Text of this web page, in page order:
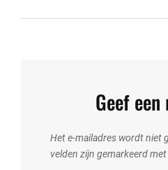
Geef
Het e-mailadres wordt niet
velden zijn gemarkeerd met